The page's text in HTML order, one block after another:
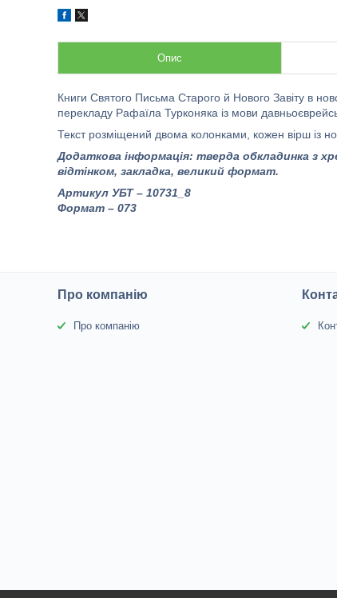
Опис
Книги Святого Письма Старого й Нового Завіту в
перекладу Рафаїла Турконяка із мови
Текст розміщений двома колонками, кожен вірш із
Додаткова інформація: тверда обкладинка з
відтінком, закладка, великий формат.
Артикул УБТ – 10731_8
Формат – 073
Про компанію
Про компанію